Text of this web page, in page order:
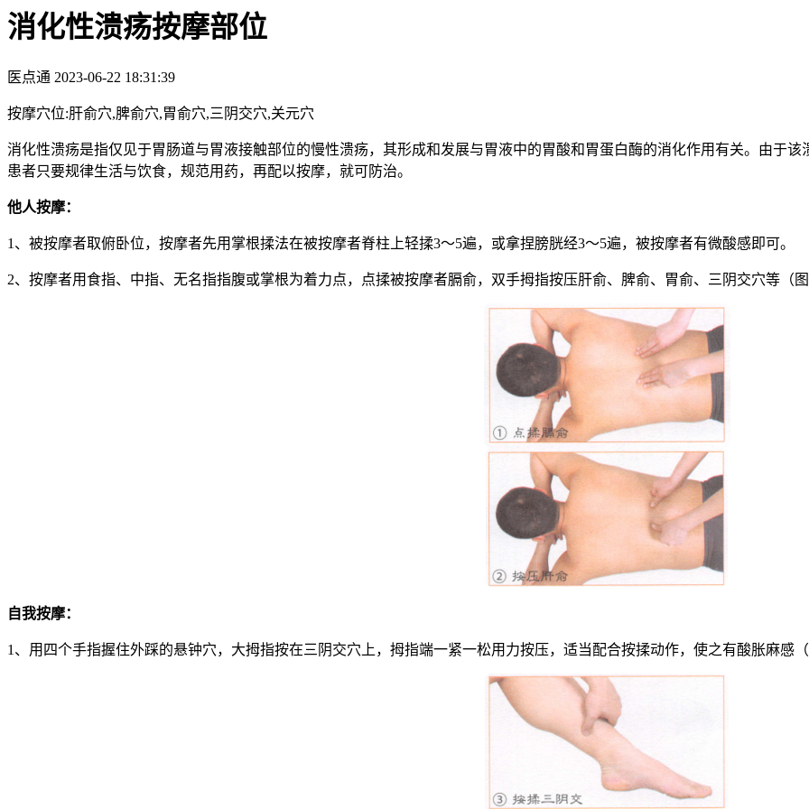
消化性溃疡按摩部位
医点通 2023-06-22 18:31:39
按摩穴位:肝俞穴,脾俞穴,胃俞穴,三阴交穴,关元穴
消化性溃疡是指仅见于胃肠道与胃液接触部位的慢性溃疡，其形成和发展与胃液中的胃酸和胃蛋白酶的消化作用有关。由于该
患者只要规律生活与饮食，规范用药，再配以按摩，就可防治。
他人按摩：
1、被按摩者取俯卧位，按摩者先用掌根揉法在被按摩者脊柱上轻揉3〜5遍，或拿捏膀胱经3〜5遍，被按摩者有微酸感即可。
2、按摩者用食指、中指、无名指指腹或掌根为着力点，点揉被按摩者膈俞，双手拇指按压肝俞、脾俞、胃俞、三阴交穴等（
自我按摩：
1、用四个手指握住外踩的悬钟穴，大拇指按在三阴交穴上，拇指端一紧一松用力按压，适当配合按揉动作，使之有酸胀麻感